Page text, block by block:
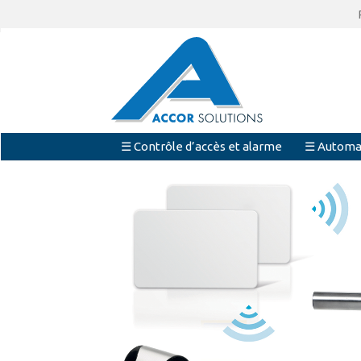
☰ Contrôle d’accès et alarme ☰